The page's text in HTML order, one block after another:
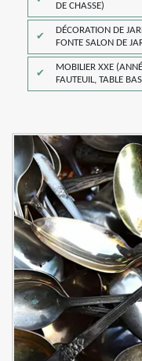
DE CHASSE)
DÉCORATION DE
FONTE SALON DE
MOBILIER XXE
FAUTEUIL, TABLE